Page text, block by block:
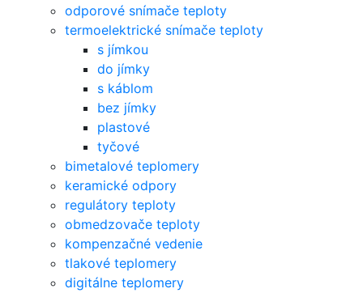
odporové snímače teploty
termoelektrické snímače teploty
s jímkou
do jímky
s káblom
bez jímky
plastové
tyčové
bimetalové teplomery
keramické odpory
regulátory teploty
obmedzovače teploty
kompenzačné vedenie
tlakové teplomery
digitálne teplomery